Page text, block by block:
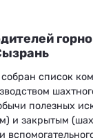
список
полезных
и закрытым